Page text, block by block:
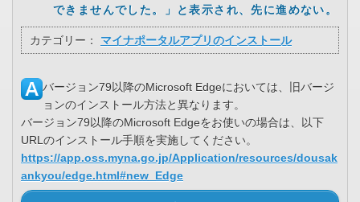
できませんでした。」と表示され、先に進めない。
カテゴリー： マイナポータルアプリのインストール
バージョン79以降のMicrosoft Edgeにおいては、旧バージ
ョンのインストール方法と異なります。
バージョン79以降のMicrosoft Edgeをお使いの場合は、以下
URLのインストール手順を実施してください。
https://app.oss.myna.go.jp/Application/resources/dousak
ankyou/edge.html#new_Edge